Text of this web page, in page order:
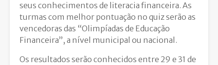
seus conhecimentos de literacia financeira. As
turmas com melhor pontuação no quiz serão as
vencedoras das “Olimpíadas de Educação
Financeira”, a nível municipal ou nacional.
Os resultados serão conhecidos entre 29 e 31 de